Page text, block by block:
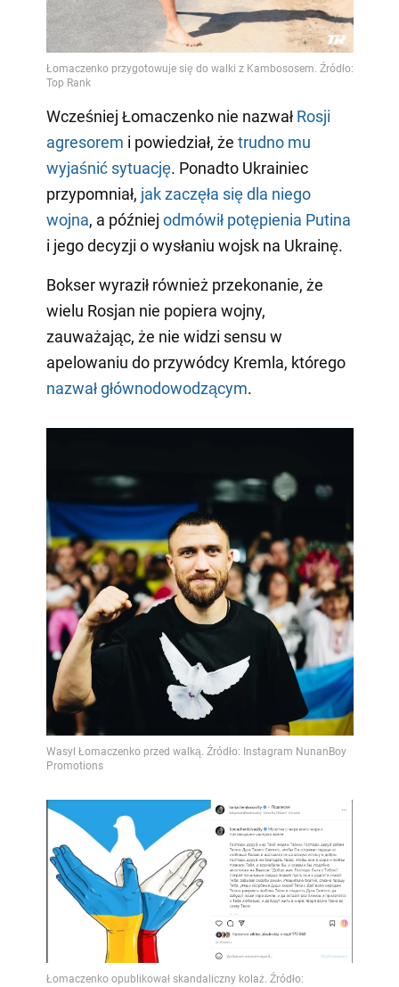
Wcześniej Łomaczenko nie nazwał Rosji
agresorem i powiedział, że trudno mu
wyjaśnić sytuację. Ponadto Ukrainiec
przypomniał, jak zaczęła się dla niego
wojna, a później odmówił potępienia Putina
i jego decyzji o wysłaniu wojsk na Ukrainę.
Bokser wyraził również przekonanie, że
wielu Rosjan nie popiera wojny,
zauważając, że nie widzi sensu w
apelowaniu do przywódcy Kremla, którego
nazwał głównodowodzącym.